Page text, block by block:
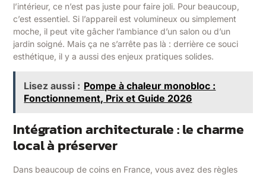
l’intérieur, ce n’est pas juste pour faire joli. Pour beaucoup,
c’est essentiel. Si l’appareil est volumineux ou simplement
moche, il peut vite gâcher l’ambiance d’un salon ou d’un
jardin soigné. Mais ça ne s’arrête pas là : derrière ce souci
esthétique, il y a aussi des enjeux pratiques solides.
Lisez aussi : Pompe à chaleur monobloc :
Fonctionnement, Prix et Guide 2026
Intégration architecturale : le charme
local à préserver
Dans beaucoup de coins en France, vous avez des règles